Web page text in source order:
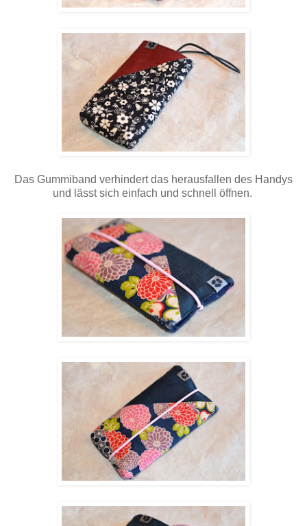
Das Gummiband verhindert das herausfallen des Handys
und lässt sich einfach und schnell öffnen.